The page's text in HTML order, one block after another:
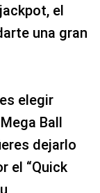
el
una gran
elegir
Ball
dejarlo
el “Quick